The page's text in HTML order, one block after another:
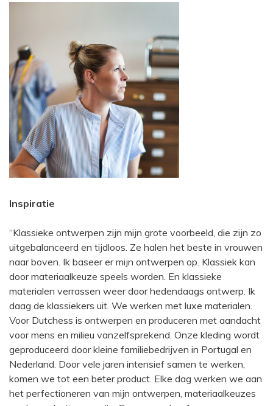
Inspiratie
“Klassieke ontwerpen zijn mijn grote voorbeeld, die zijn zo
uitgebalanceerd en tijdloos. Ze halen het beste in vrouwen
naar boven. Ik baseer er mijn ontwerpen op. Klassiek kan
door materiaalkeuze speels worden. En klassieke
materialen verrassen weer door hedendaags ontwerp. Ik
daag de klassiekers uit. We werken met luxe materialen.
Voor Dutchess is ontwerpen en produceren met aandacht
voor mens en milieu vanzelfsprekend. Onze kleding wordt
geproduceerd door kleine familiebedrijven in Portugal en
Nederland. Door vele jaren intensief samen te werken,
komen we tot een beter product. Elke dag werken we aan
het perfectioneren van mijn ontwerpen, materiaalkeuzes